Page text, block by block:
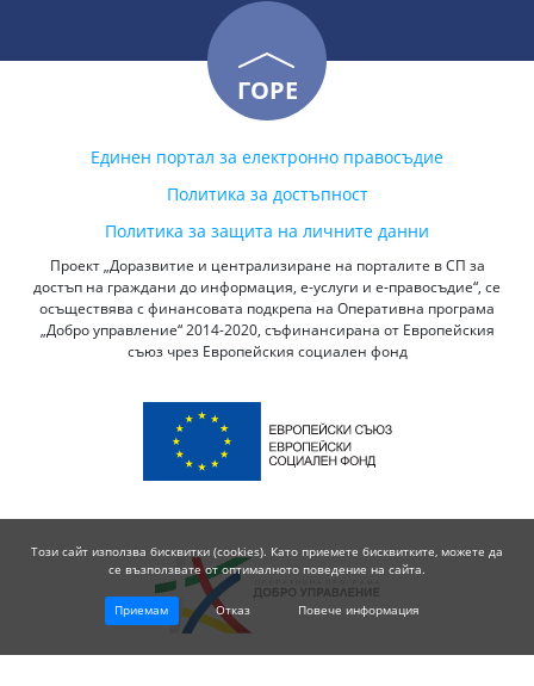
ГОРЕ
Единен портал за електронно правосъдие
Политика за достъпност
Политика за защита на личните данни
Проект „Доразвитие и централизиране на порталите в СП за
достъп на граждани до информация, е-услуги и е-правосъдие“, се
осъществява с финансовата подкрепа на Оперативна програма
„Добро управление“ 2014-2020, съфинансирана от Европейския
съюз чрез Европейския социален фонд
Този сайт използва бисквитки (cookies). Като приемете бисквитките, можете да
се възползвате от оптималното поведение на сайта.
Приемам Отказ Повече информация